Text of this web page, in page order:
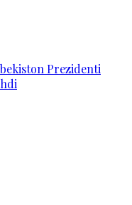
Prezidenti